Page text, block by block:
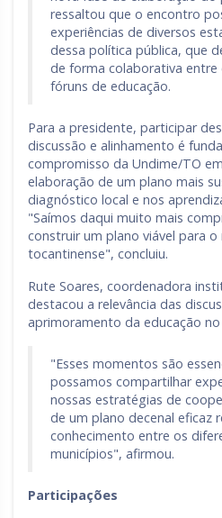
ressaltou que o encontro
experiências de diversos
dessa política pública, que
de forma colaborativa entre
fóruns de educação.
Para a presidente, participar
discussão e alinhamento é
compromisso da Undime/TO
elaboração de um plano mais
diagnóstico local e nos
"Saímos daqui muito mais
construir um plano viável para
tocantinense", concluiu.
Rute Soares, coordenadora
destacou a relevância das
aprimoramento da educação
"Esses momentos são
possamos compartilhar
nossas estratégias de
de um plano decenal eficaz
conhecimento entre os
municípios", afirmou.
Participações